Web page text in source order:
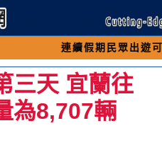
續假期民眾出遊可先撥打交
三天 宜蘭往
為8,707輛